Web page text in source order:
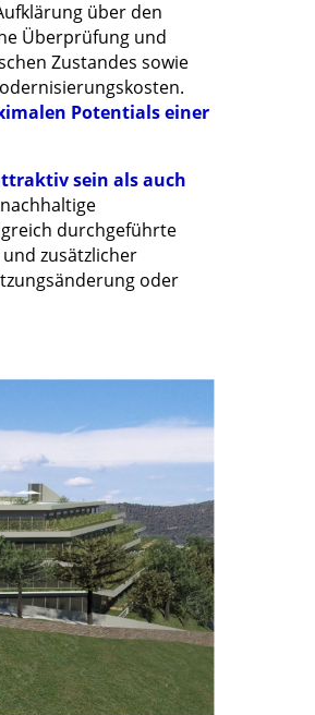
über den
Überprüfung und
Zustandes sowie
Potentials einer
sein als auch
durchgeführte
zusätzlicher
oder